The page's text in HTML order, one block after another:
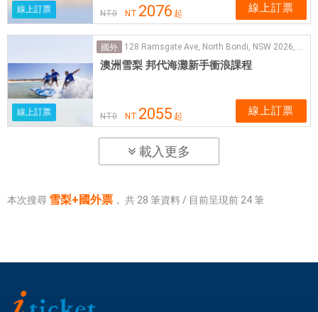
線上訂票 NT0 NT 2076 起 線上訂票
線上訂票
國外 128 Ramsgate Ave, North Bondi, NSW 2026, Australia
澳洲雪梨 邦代海灘新手衝浪課程
NT0 NT 2055 起 線上訂票
載入更多
本次搜尋 雪梨+國外票 ， 共 28 筆資料 / 目前呈現前 24 筆